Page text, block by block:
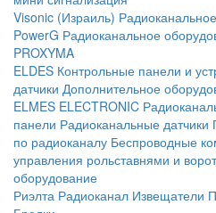
Visonic (Израиль)
PowerG Радиоканальное
PROXYMA
ELDES Контрольные панели и
датчики Дополнительное
ELMES ELECTRONIC
панели Радиоканальные датчики
по радиоканалу Беспроводные
управления рольставнями и
оборудование
Риэлта Радиоканал Извещатели